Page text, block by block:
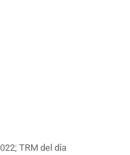
TRM del día